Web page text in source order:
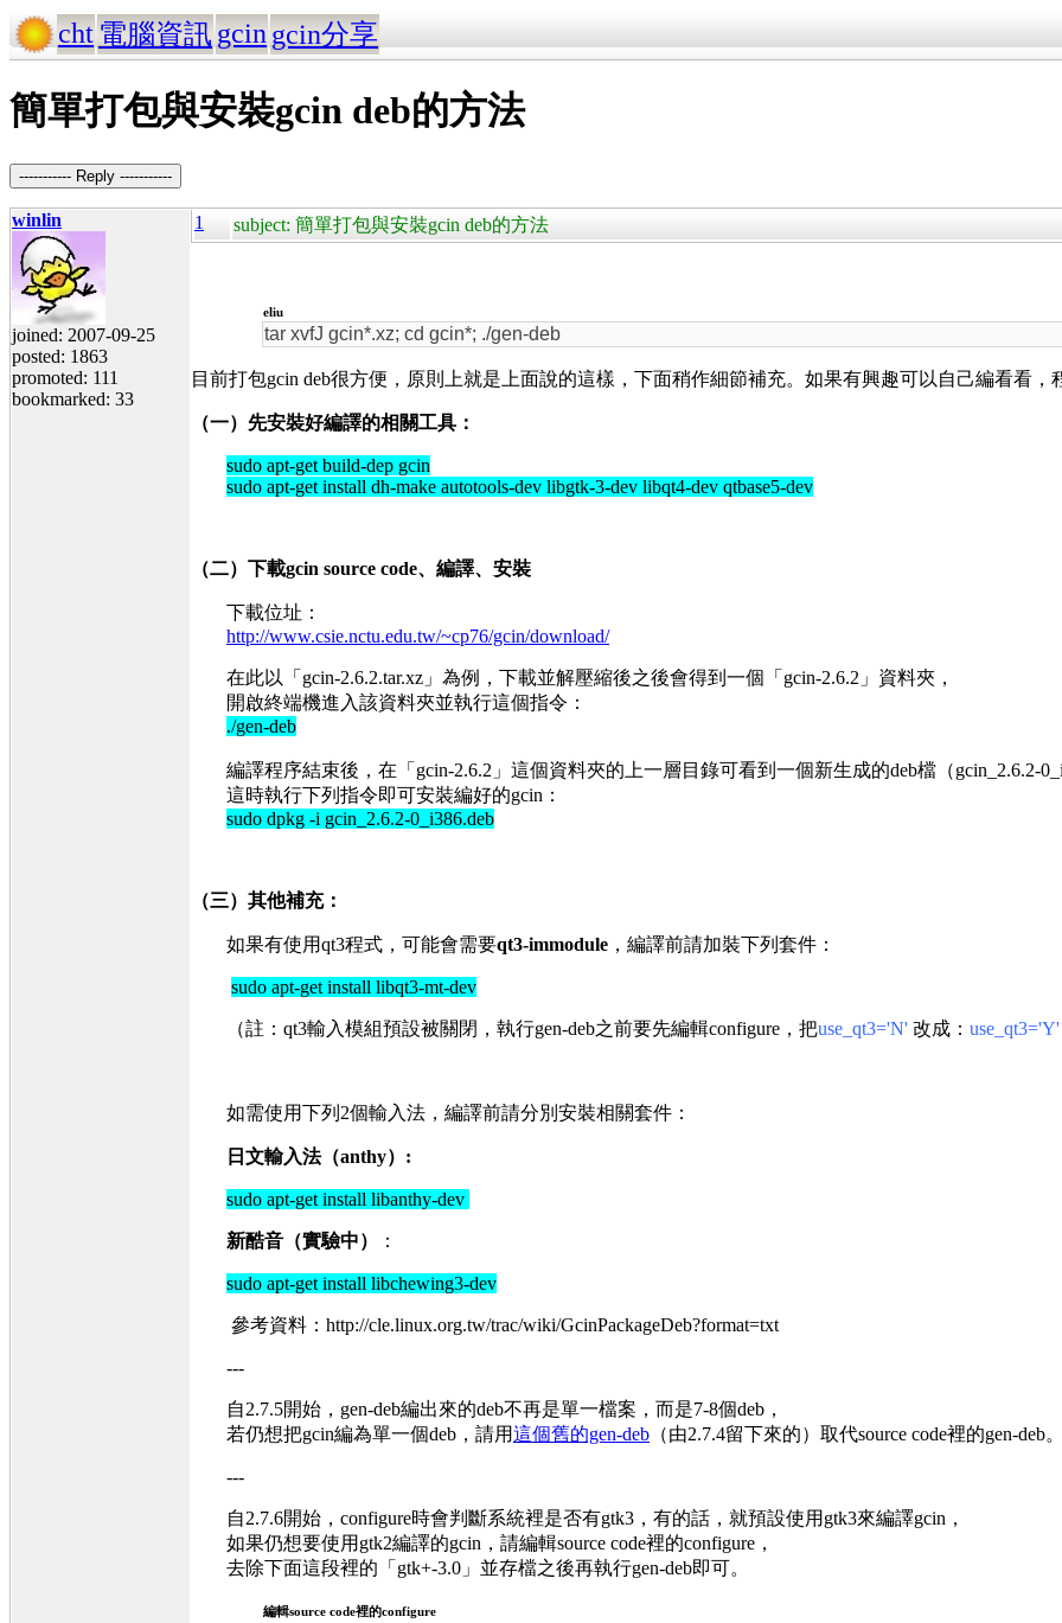
cht 電腦資訊 gcin gcin分享
簡單打包與安裝gcin deb的方法
----------- Reply -----------
winlin
joined: 2007-09-25
posted: 1863
promoted: 111
bookmarked: 33
1 subject: 簡單打包與安裝gcin deb的方法
eliu
tar xvfJ gcin*.xz; cd gcin*; ./gen-deb
目前打包gcin deb很方便，原則上就是上面說的這樣，下面稍作細節補充。如果有興趣可以自己編看看，
（一）先安裝好編譯的相關工具：
sudo apt-get build-dep gcin
sudo apt-get install dh-make autotools-dev libgtk-3-dev libqt4-dev qtbase5-dev
（二）下載gcin source code、編譯、安裝
下載位址：
http://www.csie.nctu.edu.tw/~cp76/gcin/download/
在此以「gcin-2.6.2.tar.xz」為例，下載並解壓縮後之後會得到一個「gcin-2.6.2」資料夾，
開啟終端機進入該資料夾並執行這個指令：
./gen-deb
編譯程序結束後，在「gcin-2.6.2」這個資料夾的上一層目錄可看到一個新生成的deb檔（gcin_2.6.2-
這時執行下列指令即可安裝編好的gcin：
sudo dpkg -i gcin_2.6.2-0_i386.deb
（三）其他補充：
如果有使用qt3程式，可能會需要qt3-immodule ，編譯前請加裝下列套件：
sudo apt-get install libqt3-mt-dev
（註：qt3輸入模組預設被關閉，執行gen-deb之前要先編輯configure，把use_qt3='N' 改成： use_qt3='Y'
如需使用下列2個輸入法，編譯前請分別安裝相關套件：
日文輸入法（anthy）:
sudo apt-get install libanthy-dev
新酷音（實驗中） ：
sudo apt-get install libchewing3-dev
參考資料：http://cle.linux.org.tw/trac/wiki/GcinPackageDeb?format=txt
---
自2.7.5開始，gen-deb編出來的deb不再是單一檔案，而是7-8個deb，
若仍想把gcin編為單一個deb，請用這個舊的gen-deb （由2.7.4留下來的）取代source code裡的gen-deb
---
自2.7.6開始，configure時會判斷系統裡是否有gtk3，有的話，就預設使用gtk3來編譯gcin，
如果仍想要使用gtk2編譯的gcin，請編輯source code裡的configure，
去除下面這段裡的「gtk+-3.0」並存檔之後再執行gen-deb即可。
編輯source code裡的configure